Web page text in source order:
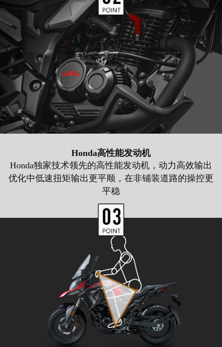
Honda高性能发动机
Honda独家技术领先的高性能发动机，动力高效输出
优化中低速扭矩输出更平顺，在非铺装道路的操控更
平稳